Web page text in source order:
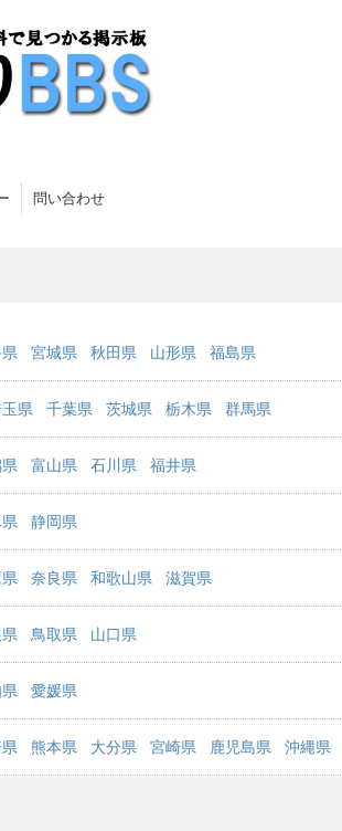
問い合わせ
宮城県 秋田県 山形県 福島県
県 千葉県 茨城県 栃木県 群馬県
富山県 石川県 福井県
静岡県
奈良県 和歌山県 滋賀県
鳥取県 山口県
愛媛県
熊本県 大分県 宮崎県 鹿児島県 沖縄県